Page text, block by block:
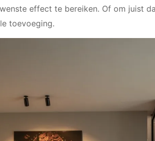
effect te bereiken. Of om juist
toevoeging.